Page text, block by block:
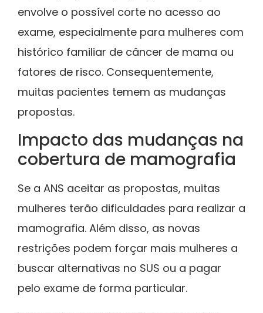
envolve o possível corte no acesso ao
exame, especialmente para mulheres com
histórico familiar de câncer de mama ou
fatores de risco. Consequentemente,
muitas pacientes temem as mudanças
propostas.
Impacto das mudanças na
cobertura de mamografia
Se a ANS aceitar as propostas, muitas
mulheres terão dificuldades para realizar a
mamografia. Além disso, as novas
restrições podem forçar mais mulheres a
buscar alternativas no SUS ou a pagar
pelo exame de forma particular.